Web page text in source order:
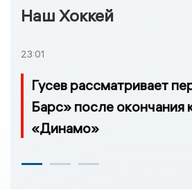
Наш Хоккей
23:01
Гусев рассматривает
Барс» после окончания
«Динамо»